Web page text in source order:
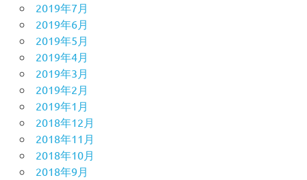
2019年7月
2019年6月
2019年5月
2019年4月
2019年3月
2019年2月
2019年1月
2018年12月
2018年11月
2018年10月
2018年9月